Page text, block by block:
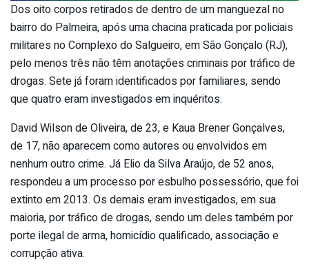
Dos oito corpos retirados de dentro de um manguezal no
bairro do Palmeira, após uma chacina praticada por policiais
militares no Complexo do Salgueiro, em São Gonçalo (RJ),
pelo menos três não têm anotações criminais por tráfico de
drogas. Sete já foram identificados por familiares, sendo
que quatro eram investigados em inquéritos.
David Wilson de Oliveira, de 23, e Kaua Brener Gonçalves,
de 17, não aparecem como autores ou envolvidos em
nenhum outro crime. Já Elio da Silva Araújo, de 52 anos,
respondeu a um processo por esbulho possessório, que foi
extinto em 2013. Os demais eram investigados, em sua
maioria, por tráfico de drogas, sendo um deles também por
porte ilegal de arma, homicídio qualificado, associação e
corrupção ativa.